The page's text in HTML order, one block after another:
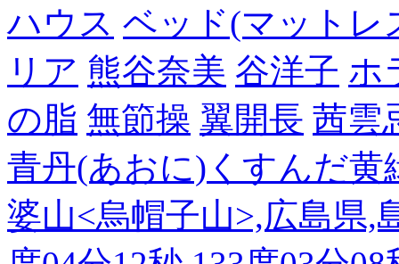
ハウス ベッド(マットレ
リア 熊谷奈美 谷洋子 ホ
の脂 無節操 翼開長 茜雲
青丹(あおに)くすんだ黄
婆山<烏帽子山>,広島県,